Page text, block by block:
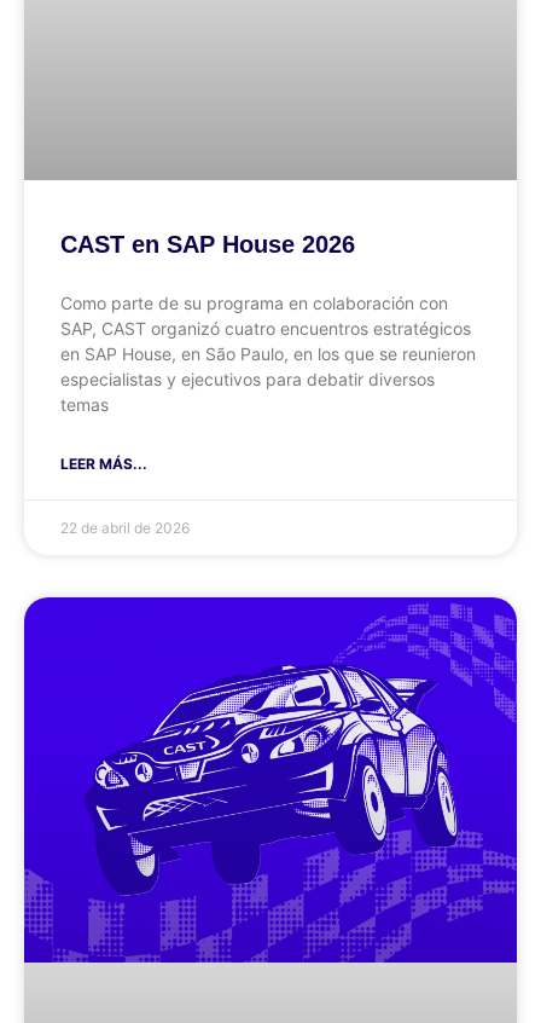
CAST en SAP House 2026
Como parte de su programa en colaboración con
SAP, CAST organizó cuatro encuentros estratégicos
en SAP House, en São Paulo, en los que se reunieron
especialistas y ejecutivos para debatir diversos
temas
LEER MÁS...
22 de abril de 2026